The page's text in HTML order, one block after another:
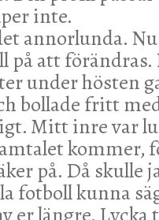
inte.
annorlunda.
på att förändras.
under hösten
bollade fritt
Mitt inre var
kommer,
på. Då skulle
fotboll kunna